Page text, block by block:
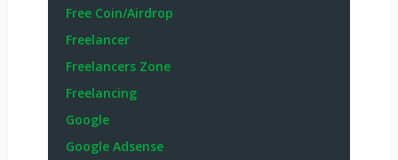
Free Coin/Airdrop
Freelancer
Freelancers Zone
Freelancing
Google
Google Adsense